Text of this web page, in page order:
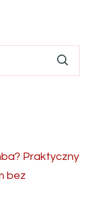
Praktyczny
bez